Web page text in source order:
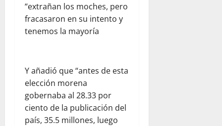
“extrañan los moches, pero
fracasaron en su intento y
tenemos la mayoría
Y añadió que “antes de esta
elección morena
gobernaba al 28.33 por
ciento de la publicación del
país, 35.5 millones, luego